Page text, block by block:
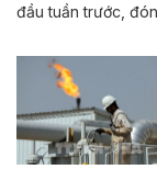
đầu tuần trước,